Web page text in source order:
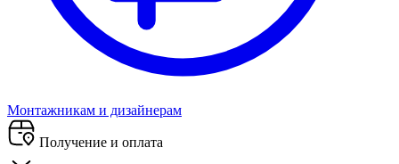
Монтажникам и дизайнерам
Получение и оплата